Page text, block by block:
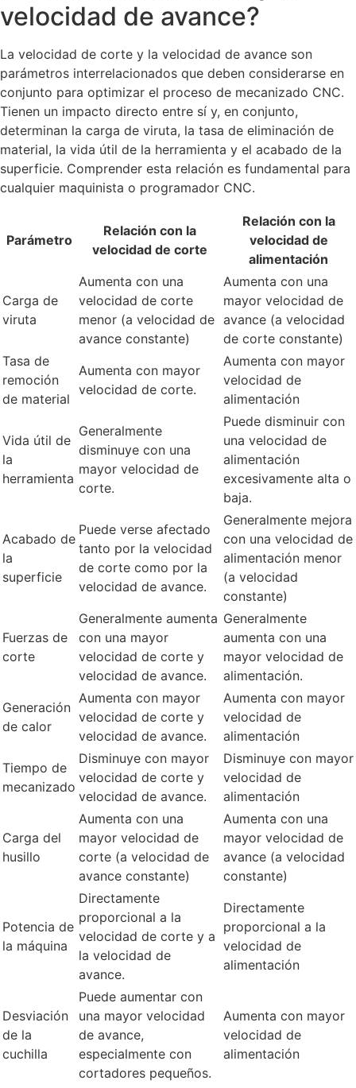
velocidad de avance?
La velocidad de corte y la velocidad de avance son
parámetros interrelacionados que deben considerarse en
conjunto para optimizar el proceso de mecanizado CNC.
Tienen un impacto directo entre sí y, en conjunto,
determinan la carga de viruta, la tasa de eliminación de
material, la vida útil de la herramienta y el acabado de la
superficie. Comprender esta relación es fundamental para
cualquier maquinista o programador CNC.
Parámetro
Relación con la
velocidad de corte
Relación con la
velocidad de
alimentación
Carga de
viruta
Aumenta con una
velocidad de corte
menor (a velocidad de
avance constante)
Aumenta con una
mayor velocidad de
avance (a velocidad
de corte constante)
Tasa de
remoción
de material
Aumenta con mayor
velocidad de corte.
Aumenta con mayor
velocidad de
alimentación
Vida útil de
la
herramienta
Generalmente
disminuye con una
mayor velocidad de
corte.
Puede disminuir con
una velocidad de
alimentación
excesivamente alta o
baja.
Acabado de
la
superficie
Puede verse afectado
tanto por la velocidad
de corte como por la
velocidad de avance.
Generalmente mejora
con una velocidad de
alimentación menor
(a velocidad
constante)
Fuerzas de
corte
Generalmente aumenta
con una mayor
velocidad de corte y
velocidad de avance.
Generalmente
aumenta con una
mayor velocidad de
alimentación.
Generación
de calor
Aumenta con mayor
velocidad de corte y
velocidad de avance.
Aumenta con mayor
velocidad de
alimentación
Tiempo de
mecanizado
Disminuye con mayor
velocidad de corte y
velocidad de avance.
Disminuye con mayor
velocidad de
alimentación
Carga del
husillo
Aumenta con una
mayor velocidad de
corte (a velocidad de
avance constante)
Aumenta con una
mayor velocidad de
avance (a velocidad
constante)
Potencia de
la máquina
Directamente
proporcional a la
velocidad de corte y a
la velocidad de
avance.
Directamente
proporcional a la
velocidad de
alimentación
Desviación
de la
cuchilla
Puede aumentar con
una mayor velocidad
de avance,
especialmente con
cortadores pequeños.
Aumenta con mayor
velocidad de
alimentación